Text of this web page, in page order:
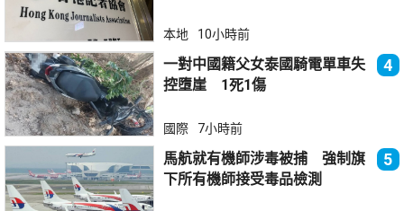
本地 10小時前
一對中國籍父女泰國騎電單車失
控墮崖 1死1傷
4
國際 7小時前
馬航就有機師涉毒被捕 強制旗
下所有機師接受毒品檢測
5